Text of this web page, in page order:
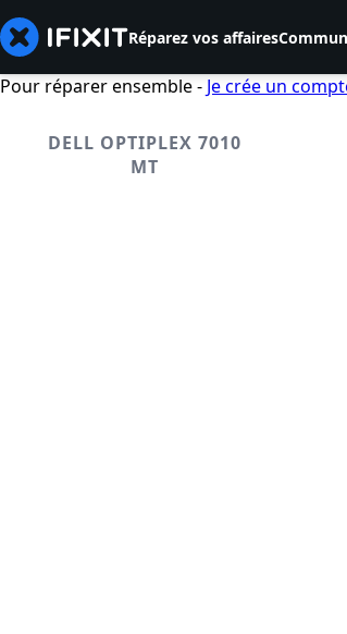
Réparez vos affaires
Pour réparer ensemble - Je crée un
DELL OPTIPLEX 7010
MT